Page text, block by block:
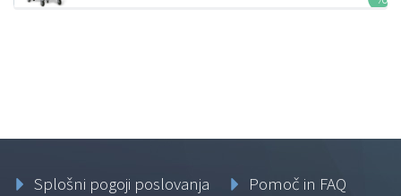
Splošni pogoji poslovanja
Pomoč in FAQ